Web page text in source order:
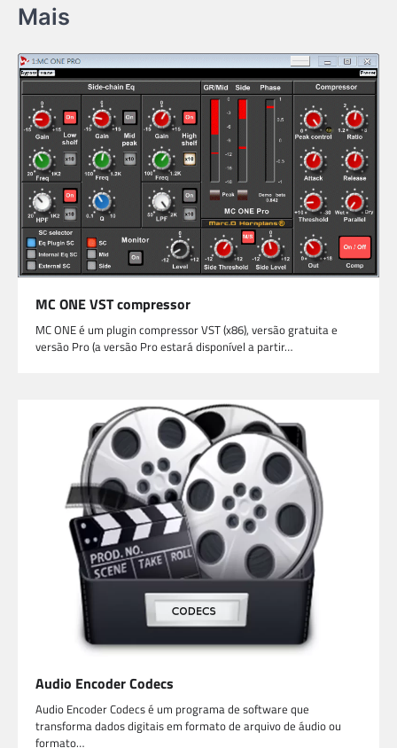
Mais
MC ONE VST compressor
MC ONE é um plugin compressor VST (x86), versão gratuita e
versão Pro (a versão Pro estará disponível a partir…
Audio Encoder Codecs
Audio Encoder Codecs é um programa de software que
transforma dados digitais em formato de arquivo de áudio ou
formato…